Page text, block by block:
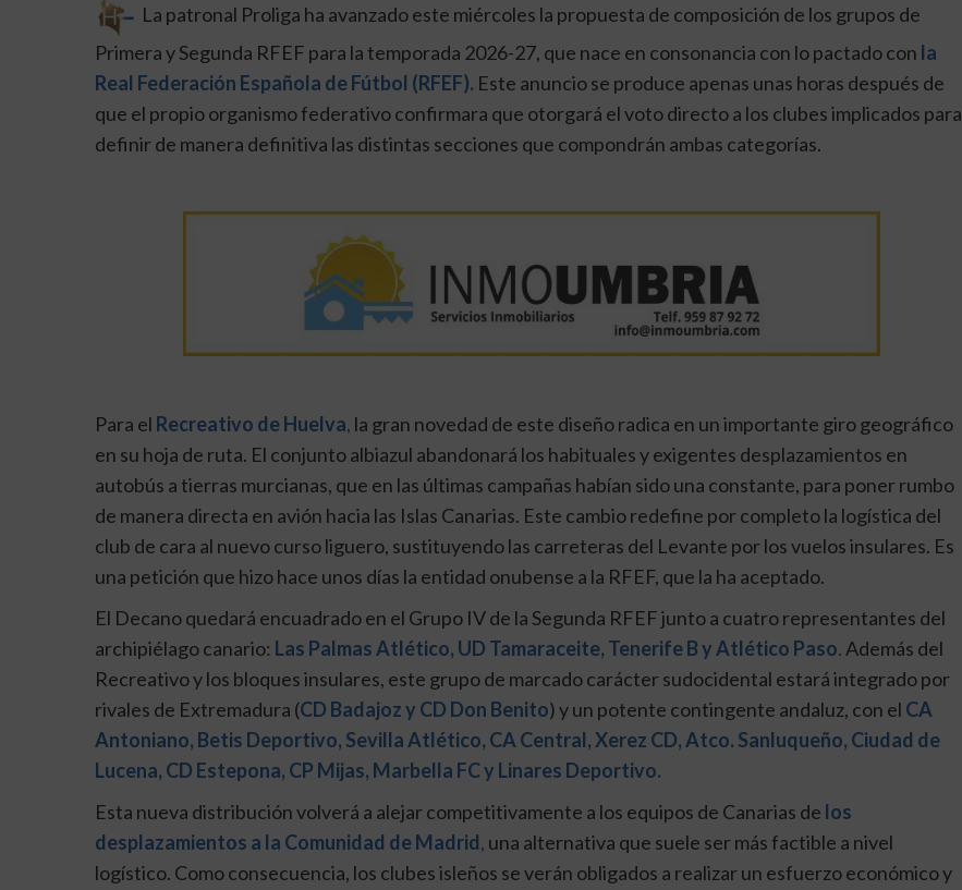
La patronal Proliga ha avanzado este miércoles la propuesta de composición de los grupos de
Primera y Segunda RFEF para la temporada 2026-27, que nace en consonancia con lo pactado con la
Real Federación Española de Fútbol (RFEF). Este anuncio se produce apenas unas horas después de
que el propio organismo federativo confirmara que otorgará el voto directo a los clubes implicados para
definir de manera definitiva las distintas secciones que compondrán ambas categorías.
Para el Recreativo de Huelva, la gran novedad de este diseño radica en un importante giro geográfico
en su hoja de ruta. El conjunto albiazul abandonará los habituales y exigentes desplazamientos en
autobús a tierras murcianas, que en las últimas campañas habían sido una constante, para poner rumbo
de manera directa en avión hacia las Islas Canarias. Este cambio redefine por completo la logística del
club de cara al nuevo curso liguero, sustituyendo las carreteras del Levante por los vuelos insulares. Es
una petición que hizo hace unos días la entidad onubense a la RFEF, que la ha aceptado.
El Decano quedará encuadrado en el Grupo IV de la Segunda RFEF junto a cuatro representantes del
archipiélago canario: Las Palmas Atlético, UD Tamaraceite, Tenerife B y Atlético Paso. Además del
Recreativo y los bloques insulares, este grupo de marcado carácter sudocidental estará integrado por
rivales de Extremadura (CD Badajoz y CD Don Benito) y un potente contingente andaluz, con el CA
Antoniano, Betis Deportivo, Sevilla Atlético, CA Central, Xerez CD, Atco. Sanluqueño, Ciudad de
Lucena, CD Estepona, CP Mijas, Marbella FC y Linares Deportivo.
Esta nueva distribución volverá a alejar competitivamente a los equipos de Canarias de los
desplazamientos a la Comunidad de Madrid, una alternativa que suele ser más factible a nivel
logístico. Como consecuencia, los clubes isleños se verán obligados a realizar un esfuerzo económico y